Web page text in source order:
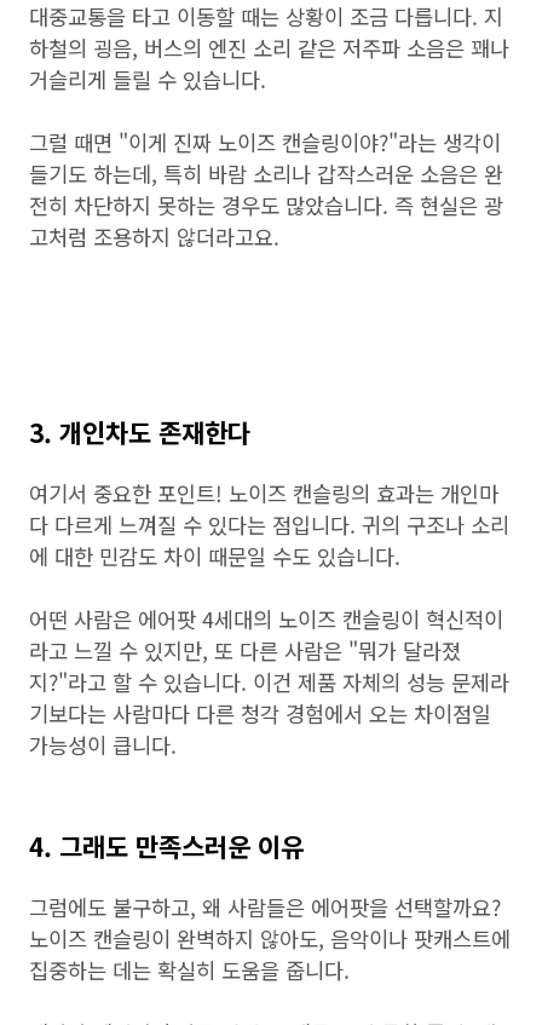
대중교통을 타고 이동할 때는 상황이 조금 다릅니다. 지
하철의 굉음, 버스의 엔진 소리 같은 저주파 소음은 꽤나
거슬리게 들릴 수 있습니다.
그럴 때면 "이게 진짜 노이즈 캔슬링이야?"라는 생각이
들기도 하는데, 특히 바람 소리나 갑작스러운 소음은 완
전히 차단하지 못하는 경우도 많았습니다. 즉 현실은 광
고처럼 조용하지 않더라고요.
3. 개인차도 존재한다
여기서 중요한 포인트! 노이즈 캔슬링의 효과는 개인마
다 다르게 느껴질 수 있다는 점입니다. 귀의 구조나 소리
에 대한 민감도 차이 때문일 수도 있습니다.
어떤 사람은 에어팟 4세대의 노이즈 캔슬링이 혁신적이
라고 느낄 수 있지만, 또 다른 사람은 "뭐가 달라졌
지?"라고 할 수 있습니다. 이건 제품 자체의 성능 문제라
기보다는 사람마다 다른 청각 경험에서 오는 차이점일
가능성이 큽니다.
4. 그래도 만족스러운 이유
그럼에도 불구하고, 왜 사람들은 에어팟을 선택할까요?
노이즈 캔슬링이 완벽하지 않아도, 음악이나 팟캐스트에
집중하는 데는 확실히 도움을 줍니다.